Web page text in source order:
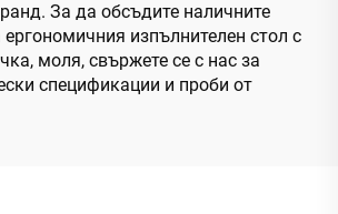
За да обсъдите наличните
изпълнителен стол с
моля, свържете се с нас за
спецификации и проби от